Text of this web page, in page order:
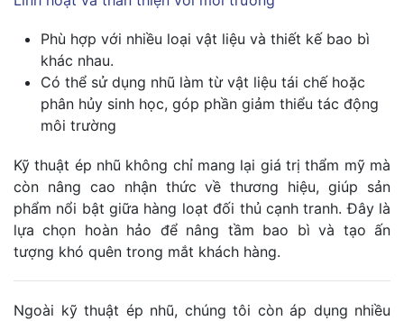
Phù hợp với nhiều loại vật liệu và thiết kế bao bì
khác nhau.
Có thể sử dụng nhũ làm từ vật liệu tái chế hoặc
phân hủy sinh học, góp phần giảm thiểu tác động
môi trường
Kỹ thuật ép nhũ không chỉ mang lại giá trị thẩm mỹ mà
còn nâng cao nhận thức về thương hiệu, giúp sản
phẩm nổi bật giữa hàng loạt đối thủ cạnh tranh. Đây là
lựa chọn hoàn hảo để nâng tầm bao bì và tạo ấn
tượng khó quên trong mắt khách hàng.
Ngoài kỹ thuật ép nhũ, chúng tôi còn áp dụng nhiều